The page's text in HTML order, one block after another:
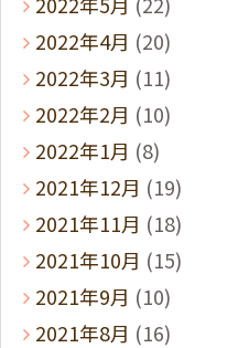
2022年4月 (20)
2022年3月 (11)
2022年2月 (10)
2022年1月 (8)
2021年12月 (19)
2021年11月 (18)
2021年10月 (15)
2021年9月 (10)
2021年8月 (16)